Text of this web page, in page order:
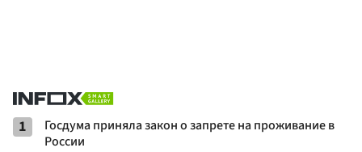
1
Госдума приняла закон о запрете на проживание в
России